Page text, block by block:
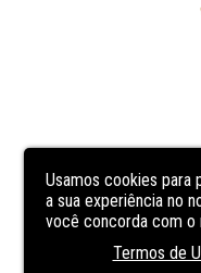
Usamos cookies para
a sua experiência no
você concorda com o
Termos de